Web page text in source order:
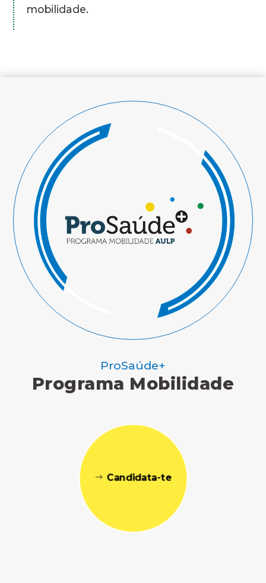
mobilidade.
ProSaúde+
Programa Mobilidade
Candidata-te